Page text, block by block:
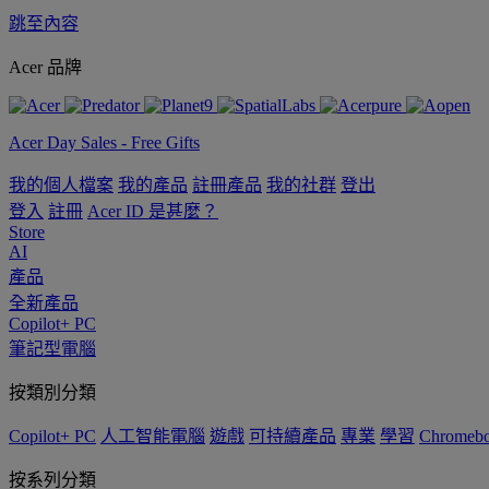
跳至內容
Acer 品牌
Acer Day Sales - Free Gifts
我的個人檔案 我的產品 註冊產品 我的社群 登出
登入 註冊 Acer ID 是甚麼？
Store
AI
產品
全新產品
Copilot+ PC
筆記型電腦
按類別分類
Copilot+ PC 人工智能電腦 遊戲 可持續產品 專業 學習
按系列分類